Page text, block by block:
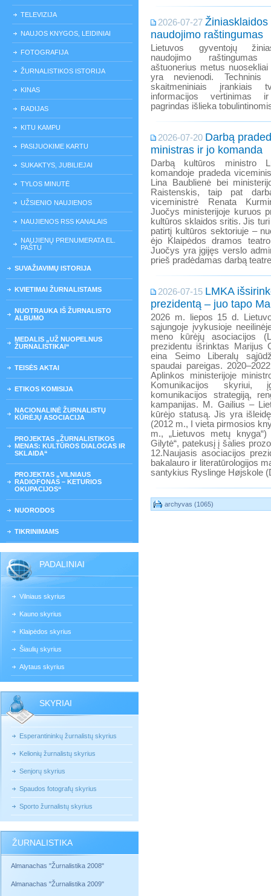
TELEVIZIJA
NAUJOS KNYGOS, LEIDINIAI
FOTOGRAFIJA
ŽURNALISTIKOS ISTORIJA
KINAS
RADIJAS
KITU KAMPU
PASIJUOKIME KARTU
SUKAKTYS, JUBILIEJAI
TYLOS MINUTĖ
UŽSIENIO NAUJIENOS
NAUJIENOS RSS KANALAIS
NAUJIENŲ PRENUMERATA EL.
PAŠTU
SUVAŽIAVIMŲ ISTORIJA
KVIETIMAI ŽURNALISTAMS
NUOTRAUKA IŠ ŽURNALISTO
ALBUMO
MEDALIS „UŽ NUOPELNUS
ŽURNALISTIKAI“
TEISĖS AKTAI
ETIKOS KOMISIJA
NACIONALINĖ ŽURNALISTŲ
KŪRĖJŲ ASOCIACIJA
PROJEKTAS „ŽURNALISTIKOS
MENAS: KULTŪROS DIALOGAS IR
SKLAIDA“
PROJEKTAS „VILNIAUS
RADIOFONAS – KETURIOS
OKUPACIJOS“
NUORODOS
TIKRINIMAMS
PADALINIAI
Vilniaus skyrius
Kauno skyrius
Klaipėdos skyrius
Šiaulių skyrius
Alytaus skyrius
SKYRIAI
Esperantininkų žurnalistų skyrius
Kelionių žurnalistų skyrius
Senjorų skyrius
Spaudos fotografų skyrius
Sporto žurnalistų skyrius
ŽURNALISTIKA
Almanachas "Žurnalistika 2008"
Almanachas "Žurnalistika 2009"
2026-07-27
naudojimo raštingumas
Lietuvos gyventojų
naudojimo
aštuonerius metus
yra nevienodi. Techninis
skaitmeniniais įrankiais
informacijos vertinimas
pagrindas išlieka
2026-07-20 Darbą
ministras ir jo komanda
Darbą kultūros ministro
komandoje pradeda
Lina Baublienė bei
Raistenskis, taip pat
viceministrė Renata
Juočys ministerijoje kuruos
kultūros sklaidos sritis. Jis
patirtį kultūros sektoriuje –
ėjo Klaipėdos dramos
Juočys yra įgijęs verslo
prieš pradėdamas darbą
2026-07-15 LMKA
prezidentą – juo tapo
2026 m. liepos 15 d.
sąjungoje įvykusioje
meno kūrėjų asociacijos
prezidentu išrinktas Marijus
eina Seimo Liberalų
spaudai pareigas.
Aplinkos ministerijoje
Komunikacijos skyriui,
komunikacijos strategiją,
kampanijas. M. Gailius –
kūrėjo statusą. Jis yra
(2012 m., I vieta pirmosios
m., „Lietuvos metų
Gilytė“, patekusį į šalies
12.Naujasis asociacijos
bakalauro ir literatūrologijos
santykius Ryslinge Højskole
archyvas (1065)